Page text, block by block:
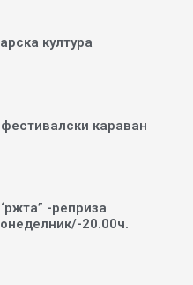
култура
караван
-реприза
20.00ч.